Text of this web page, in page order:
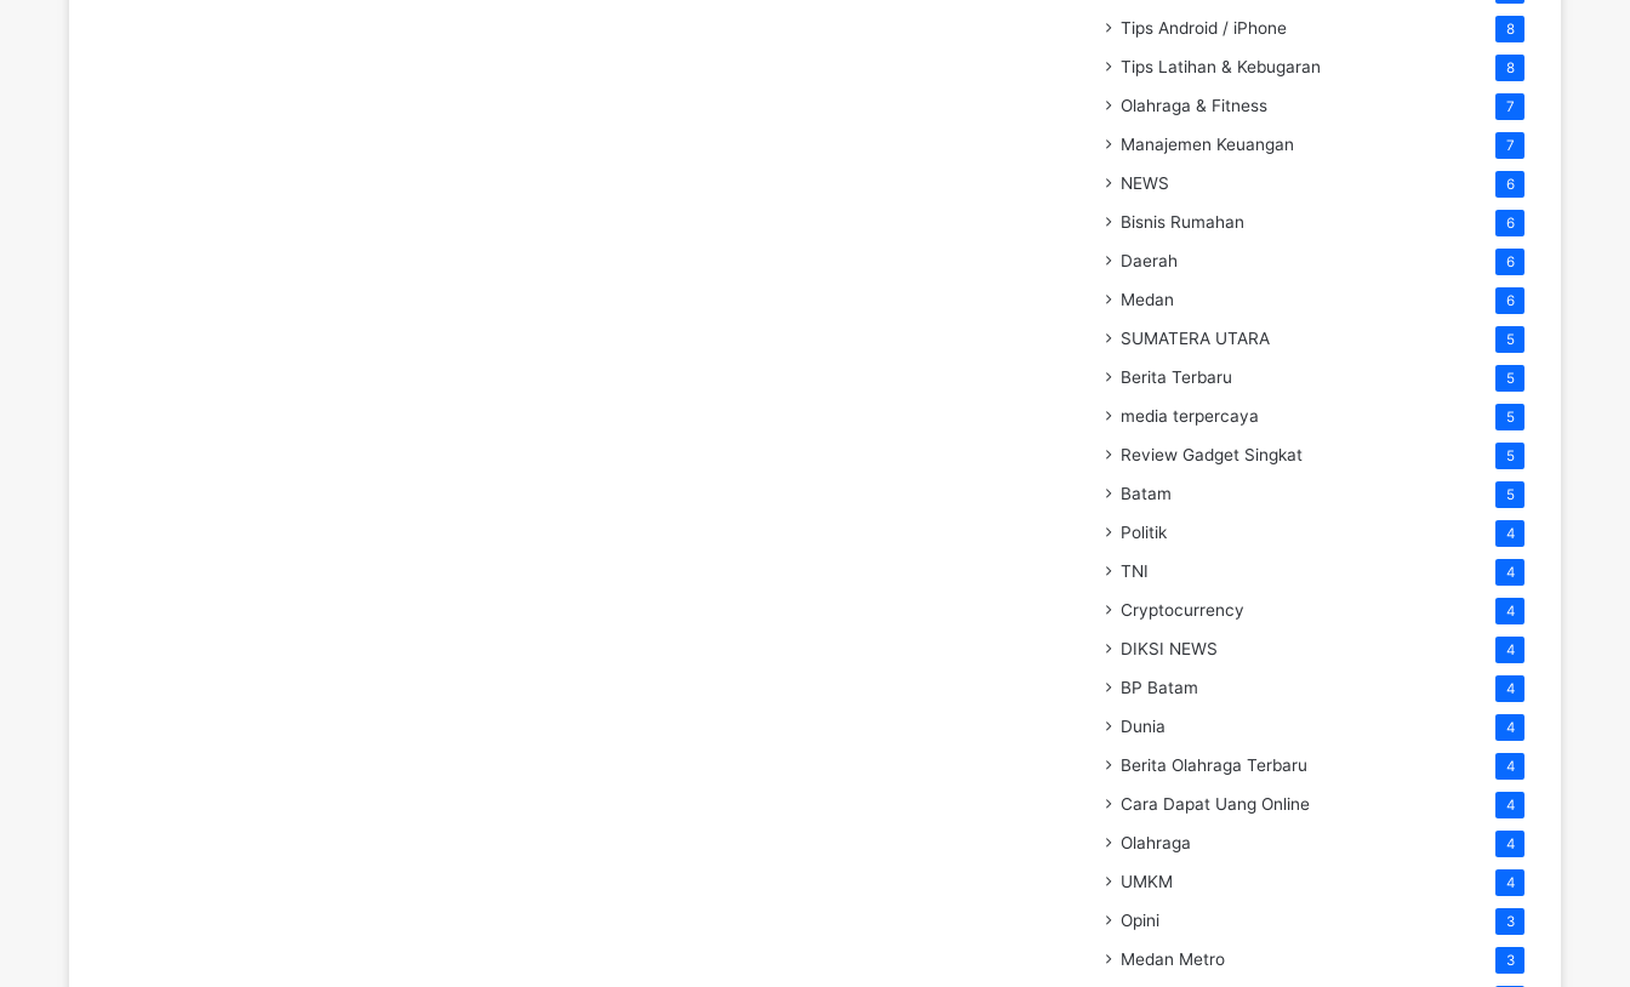
Tips Android / iPhone 8
Tips Latihan & Kebugaran 8
Olahraga & Fitness 7
Manajemen Keuangan 7
NEWS 6
Bisnis Rumahan 6
Daerah 6
Medan 6
SUMATERA UTARA 5
Berita Terbaru 5
media terpercaya 5
Review Gadget Singkat 5
Batam 5
Politik 4
TNI 4
Cryptocurrency 4
DIKSI NEWS 4
BP Batam 4
Dunia 4
Berita Olahraga Terbaru 4
Cara Dapat Uang Online 4
Olahraga 4
UMKM 4
Opini 3
Medan Metro 3